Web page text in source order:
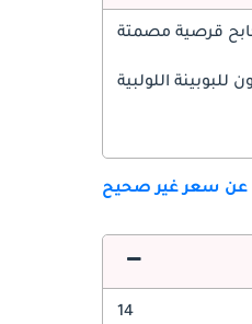
قرصية مصمتة
اللولبية
عن سعر غير صحيح
14